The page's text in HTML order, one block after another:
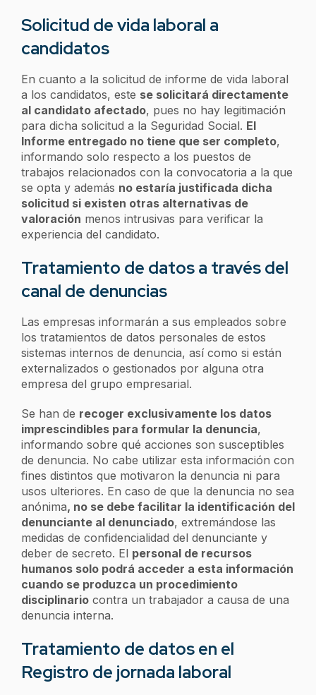
Solicitud de vida laboral a
candidatos
En cuanto a la solicitud de informe de vida laboral
a los candidatos, este se solicitará directamente
al candidato afectado, pues no hay legitimación
para dicha solicitud a la Seguridad Social. El
Informe entregado no tiene que ser completo,
informando solo respecto a los puestos de
trabajos relacionados con la convocatoria a la que
se opta y además no estaría justificada dicha
solicitud si existen otras alternativas de
valoración menos intrusivas para verificar la
experiencia del candidato.
Tratamiento de datos a través del
canal de denuncias
Las empresas informarán a sus empleados sobre
los tratamientos de datos personales de estos
sistemas internos de denuncia, así como si están
externalizados o gestionados por alguna otra
empresa del grupo empresarial.
Se han de recoger exclusivamente los datos
imprescindibles para formular la denuncia,
informando sobre qué acciones son susceptibles
de denuncia. No cabe utilizar esta información con
fines distintos que motivaron la denuncia ni para
usos ulteriores. En caso de que la denuncia no sea
anónima, no se debe facilitar la identificación del
denunciante al denunciado, extremándose las
medidas de confidencialidad del denunciante y
deber de secreto. El personal de recursos
humanos solo podrá acceder a esta información
cuando se produzca un procedimiento
disciplinario contra un trabajador a causa de una
denuncia interna.
Tratamiento de datos en el
Registro de jornada laboral